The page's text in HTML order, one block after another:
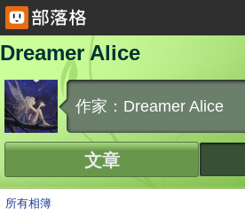
Dreamer Alice
作家：Dreamer Alice
文章
所有相簿